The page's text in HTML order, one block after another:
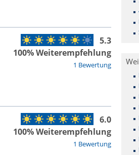
1 Bewertung
5.3
100% Weiterempfehlung
1 Bewertung
6.0
100% Weiterempfehlung